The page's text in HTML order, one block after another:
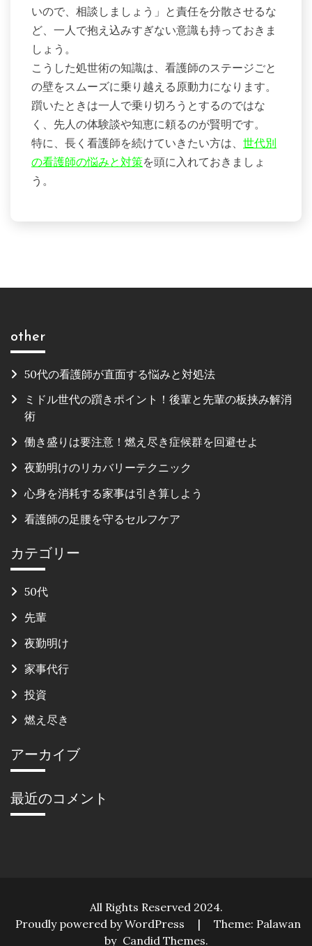
いので、相談しましょう」と責任を分散させるな
ど、一人で抱え込みすぎない意識も持っておきま
しょう。
こうした処世術の知識は、看護師のステージごと
の壁をスムーズに乗り越える原動力になります。
躓いたときは一人で乗り切ろうとするのではな
く、先人の体験談や知恵に頼るのが賢明です。
特に、長く看護師を続けていきたい方は、 世代別
の看護師の悩みと対策を頭に入れておきましょ
う。
other
50代の看護師が直面する悩みと対処法
ミドル世代の躓きポイント！後輩と先輩の板挟み解消
術
働き盛りは要注意！燃え尽き症候群を回避せよ
夜勤明けのリカバリーテクニック
心身を消耗する家事は引き算しよう
看護師の足腰を守るセルフケア
カテゴリー
50代
先輩
夜勤明け
家事代行
投資
燃え尽き
アーカイブ
最近のコメント
All Rights Reserved 2024.
Proudly powered by WordPress
|
Theme: Palawan
by Candid Themes.